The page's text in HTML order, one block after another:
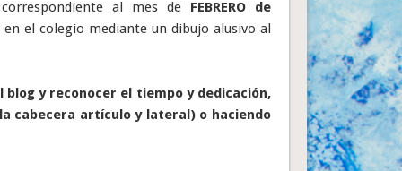
al mes de FEBRERO de
el colegio mediante un dibujo alusivo al
y reconocer el tiempo y dedicación,
cabecera artículo y lateral) o haciendo